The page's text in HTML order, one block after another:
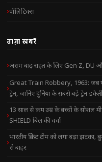
पॉलिटिक्स
ताज़ा खबरें
असम बाढ़ राहत के लिए Gen Z, DU और
Great Train Robbery, 1963: जब
ट्रेन, जानिए दुनिया के सबसे बड़े ट्रेन
13 साल से कम उम्र के बच्चों के सोशल
SHIELD बिल की चर्चा
भारतीय क्रिकेट टीम को लगा बड़ा झटका,
से बाहर